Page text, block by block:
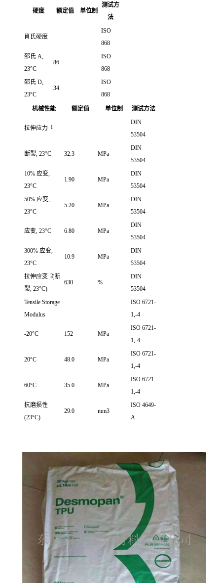
硬度 额定值 单位制
测试方
法
肖氏硬度
ISO
868
邵氏 A,
23°C
86
ISO
868
邵氏 D,
23°C
34
ISO
868
机械性能 额定值 单位制 测试方法
拉伸应力 1
DIN
53504
断裂, 23°C 32.3 MPa
DIN
53504
10% 应变,
23°C
1.90 MPa
DIN
53504
50% 应变,
23°C
5.20 MPa
DIN
53504
应变, 23°C 6.80 MPa
DIN
53504
300% 应变,
23°C
10.9 MPa
DIN
53504
拉伸应变 2(断
裂, 23°C)
630 %
DIN
53504
Tensile Storage
Modulus
ISO 6721-
1,-4
-20°C 152 MPa
ISO 6721-
1,-4
20°C 48.0 MPa
ISO 6721-
1,-4
60°C 35.0 MPa
ISO 6721-
1,-4
抗磨损性
(23°C)
29.0 mm3
ISO 4649-
A